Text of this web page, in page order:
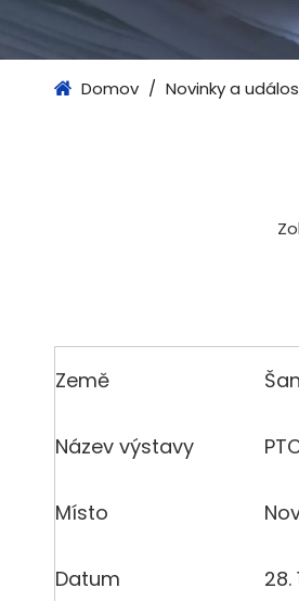
Domov / Novinky a
Země
Název výstavy
Místo
Datum 28.